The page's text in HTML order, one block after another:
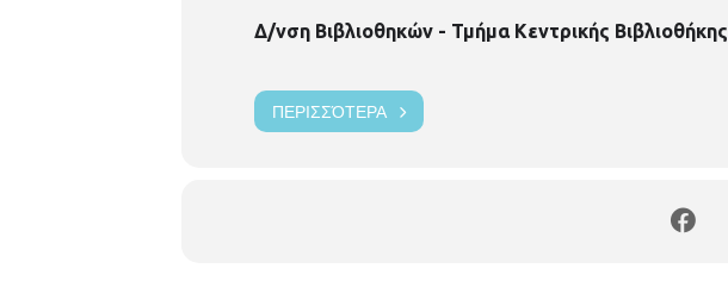
Δ/νση Βιβλιοθηκών - Τμήμα Κεντρικής Βιβλιοθήκης
ΠΕΡΙΣΣΌΤΕΡΑ